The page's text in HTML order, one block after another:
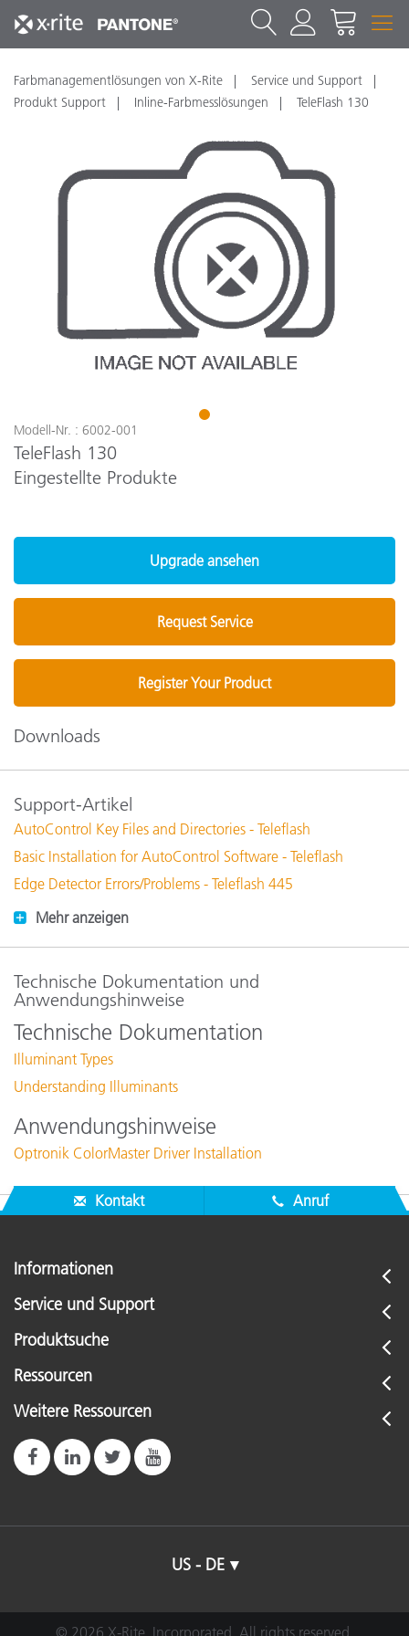
Farbmanagementlösungen von X-Rite
Service und Support
Produkt Support
Inline-Farbmesslösungen TeleFlash 130
1
Modell-Nr. : 6002-001
TeleFlash 130
Eingestellte Produkte
Upgrade ansehen
Request Service
Register Your Product
Downloads
Support-Artikel
AutoControl Key Files and Directories - Teleflash
Basic Installation for AutoControl Software - Teleflash
Edge Detector Errors/Problems - Teleflash 445
Mehr anzeigen
Technische Dokumentation und
Anwendungshinweise
Technische Dokumentation
Illuminant Types
Understanding Illuminants
Anwendungshinweise
Optronik ColorMaster Driver Installation
Kontakt Anruf
Informationen
Service und Support
Produktsuche
Ressourcen
Weitere Ressourcen
US - DE